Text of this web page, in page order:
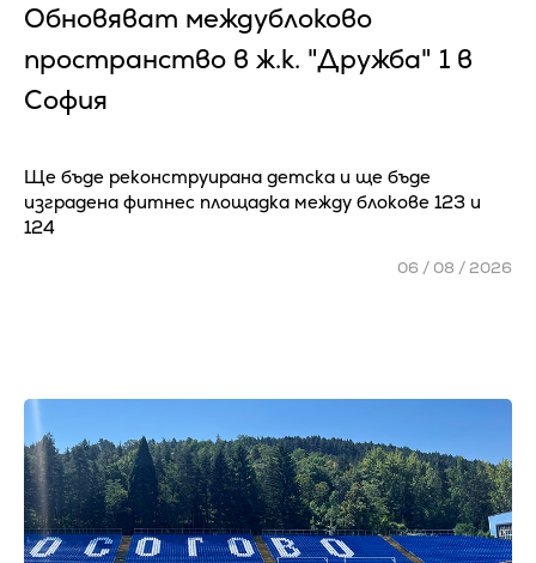
Обновяват междублоково
пространство в ж.к. "Дружба" 1 в
София
Ще бъде реконструирана детска и ще бъде
изградена фитнес площадка между блокове 123 и
124
06 / 08 / 2026